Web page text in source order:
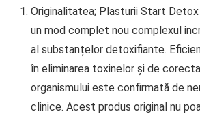
Originalitatea; Plasturii Start
un mod complet nou complexul
al substanțelor detoxifiante.
în eliminarea toxinelor și de
organismului este confirmată de
clinice. Acest produs original nu